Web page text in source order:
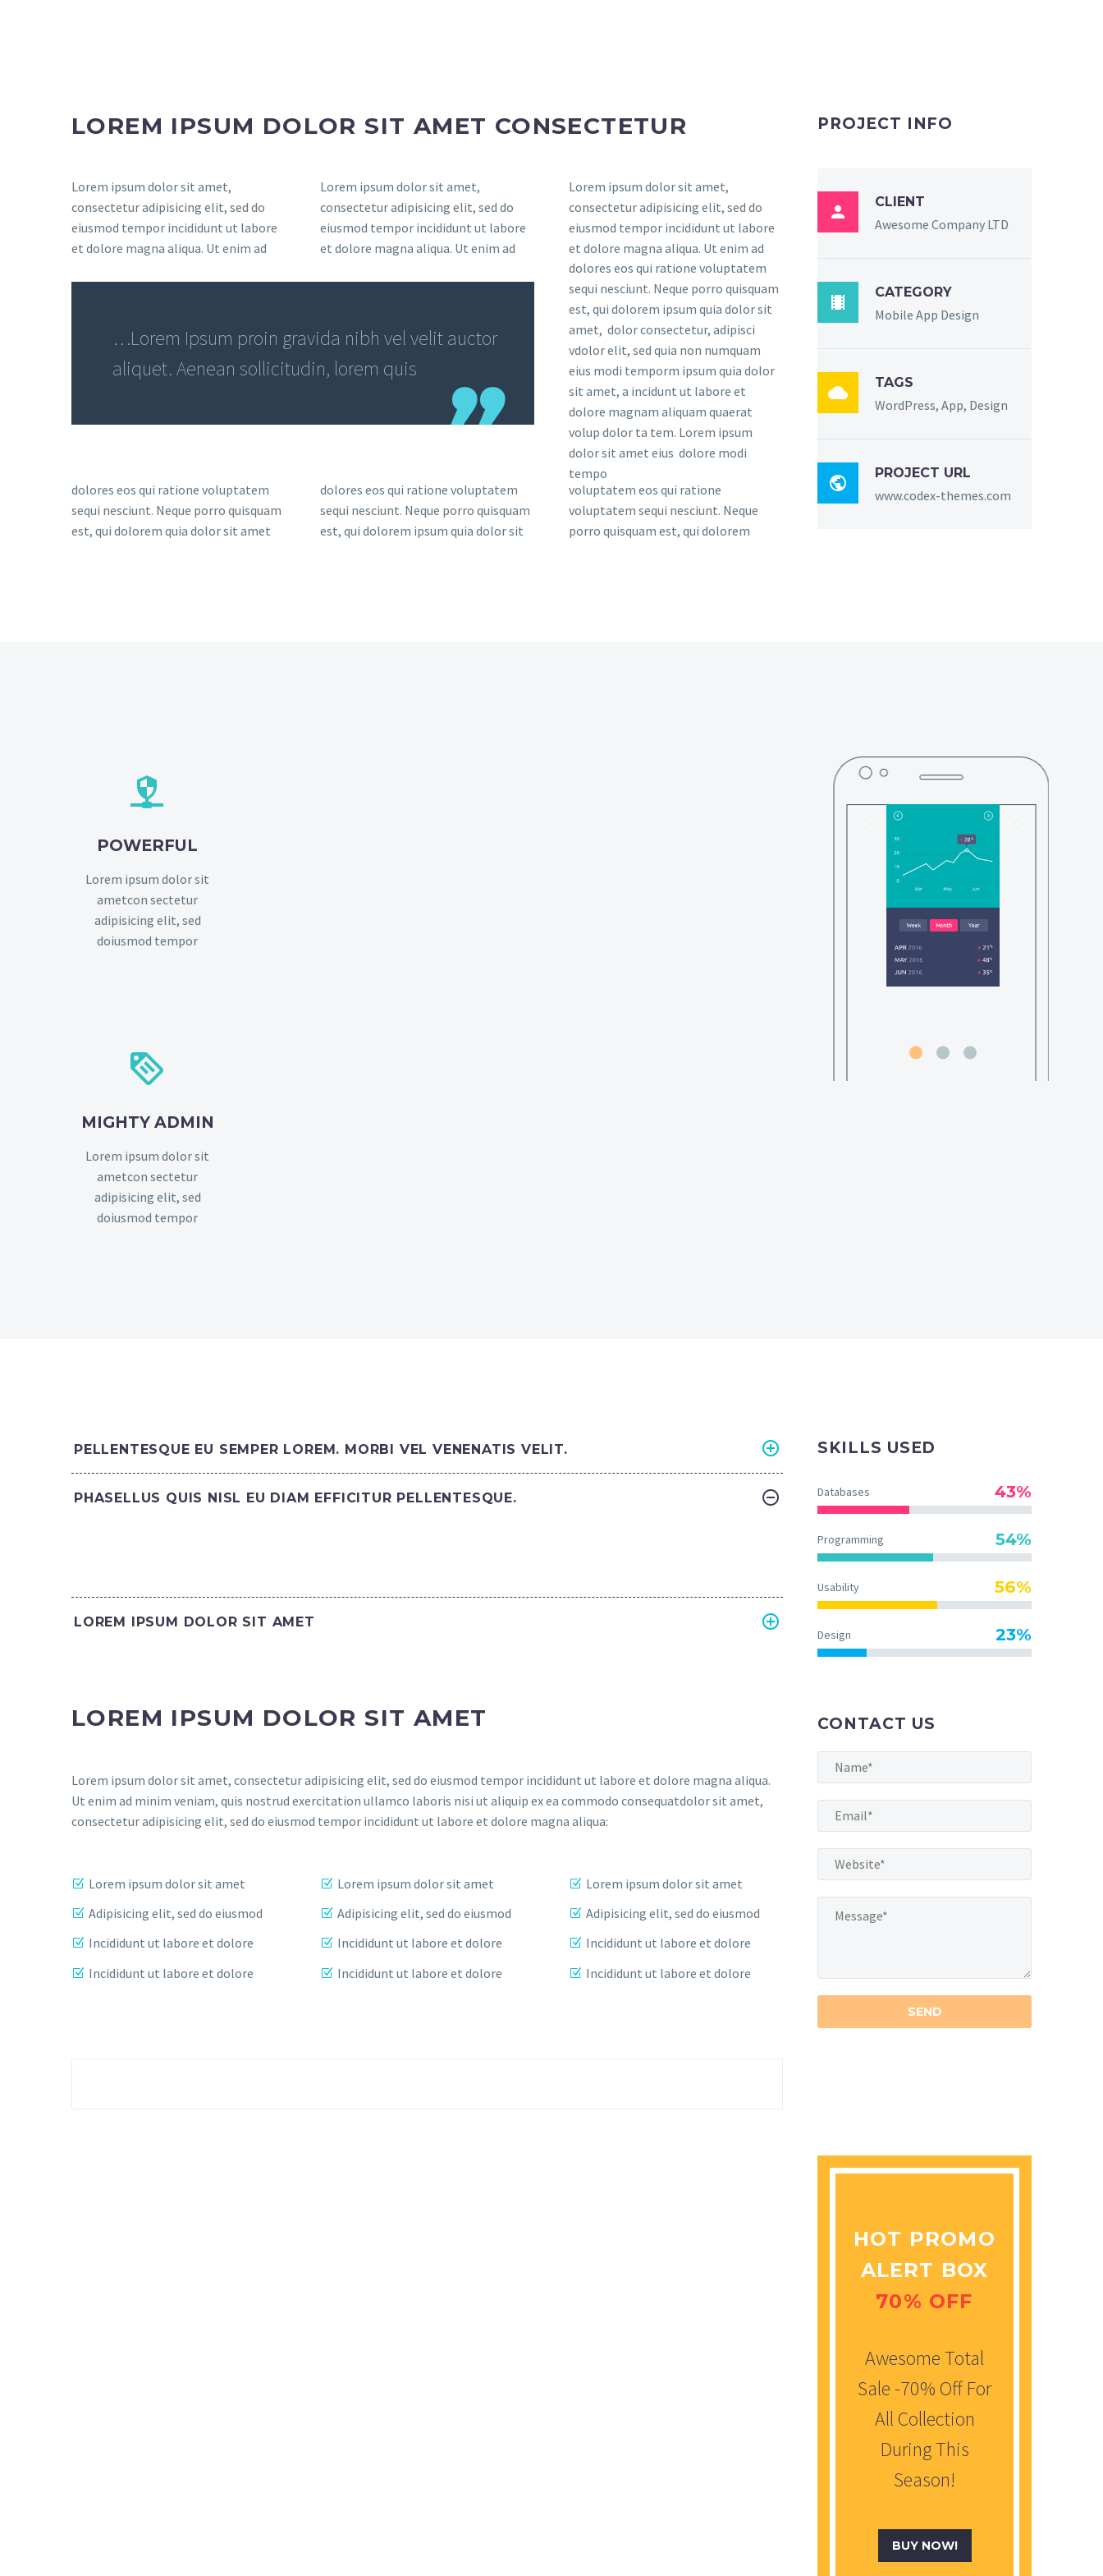
LOREM IPSUM DOLOR SIT AMET CONSECTETUR
Lorem ipsum dolor sit amet,
consectetur adipisicing elit, sed do
eiusmod tempor incididunt ut labore
et dolore magna aliqua. Ut enim ad
Lorem ipsum dolor sit amet,
consectetur adipisicing elit, sed do
eiusmod tempor incididunt ut labore
et dolore magna aliqua. Ut enim ad
Lorem ipsum dolor sit amet,
consectetur adipisicing elit, sed do
eiusmod tempor incididunt ut labore
et dolore magna aliqua. Ut enim ad
…Lorem Ipsum proin gravida nibh vel velit auctor
aliquet. Aenean sollicitudin, lorem quis
dolores eos qui ratione voluptatem
sequi nesciunt. Neque porro quisquam
est, qui dolorem ipsum quia dolor sit
amet, dolor consectetur, adipisci
vdolor elit, sed quia non numquam
eius modi temporm ipsum quia dolor
sit amet, a incidunt ut labore et
dolore magnam aliquam quaerat
volup dolor ta tem. Lorem ipsum
dolor sit amet eius dolore modi
tempo
dolores eos qui ratione voluptatem
sequi nesciunt. Neque porro quisquam
est, qui dolorem quia dolor sit amet
dolores eos qui ratione voluptatem
sequi nesciunt. Neque porro quisquam
est, qui dolorem ipsum quia dolor sit
voluptatem eos qui ratione
voluptatem sequi nesciunt. Neque
porro quisquam est, qui dolorem
PROJECT INFO

CLIENT
Awesome Company LTD

CATEGORY
Mobile App Design

TAGS
WordPress, App, Design

PROJECT URL
www.codex-themes.com


POWERFUL
Lorem ipsum dolor sit
ametcon sectetur
adipisicing elit, sed
doiusmod tempor


MIGHTY ADMIN
Lorem ipsum dolor sit
ametcon sectetur
adipisicing elit, sed
doiusmod tempor
PELLENTESQUE EU SEMPER LOREM. MORBI VEL VENENATIS VELIT.
PHASELLUS QUIS NISL EU DIAM EFFICITUR PELLENTESQUE.
LOREM IPSUM DOLOR SIT AMET
LOREM IPSUM DOLOR SIT AMET
Lorem ipsum dolor sit amet, consectetur adipisicing elit, sed do eiusmod tempor incididunt ut labore et dolore magna aliqua.
Ut enim ad minim veniam, quis nostrud exercitation ullamco laboris nisi ut aliquip ex ea commodo consequatdolor sit amet,
consectetur adipisicing elit, sed do eiusmod tempor incididunt ut labore et dolore magna aliqua:
Lorem ipsum dolor sit amet
Adipisicing elit, sed do eiusmod
Incididunt ut labore et dolore
Incididunt ut labore et dolore
Lorem ipsum dolor sit amet
Adipisicing elit, sed do eiusmod
Incididunt ut labore et dolore
Incididunt ut labore et dolore
Lorem ipsum dolor sit amet
Adipisicing elit, sed do eiusmod
Incididunt ut labore et dolore
Incididunt ut labore et dolore
SKILLS USED
Databases 43%
Programming 54%
Usability 56%
Design 23%
CONTACT US
HOT PROMO
ALERT BOX
70% OFF
Awesome Total
Sale -70% Off For
All Collection
During This
Season!
BUY NOW!